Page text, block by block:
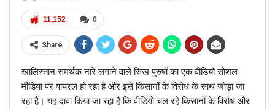
0
11,152
Share
खालिस्तान समर्थक नारे लगाने वाले सिख पुरुषों का एक वीडियो सोशल
मीडिया पर वायरल हो रहा है और इसे किसानों के विरोध के साथ जोड़ा जा
रहा है। यह दावा किया जा रहा है कि वीडियो चल रहे किसानों के विरोध और